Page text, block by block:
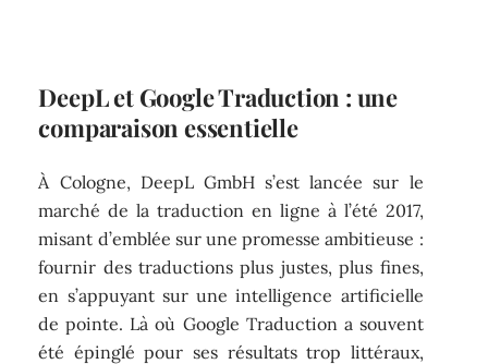
DeepL et Google Traduction : une
comparaison essentielle
À Cologne, DeepL GmbH s’est lancée sur le
marché de la traduction en ligne à l’été 2017,
misant d’emblée sur une promesse ambitieuse :
fournir des traductions plus justes, plus fines,
en s’appuyant sur une intelligence artificielle
de pointe. Là où Google Traduction a souvent
été épinglé pour ses résultats trop littéraux,